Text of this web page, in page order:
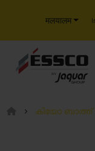
मलयालम
കിയോ